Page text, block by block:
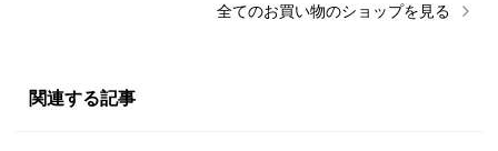
全てのお買い物のショップを見る
関連する記事